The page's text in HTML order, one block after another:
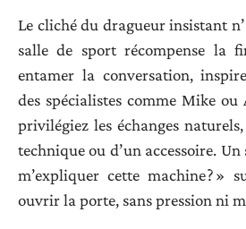
Le cliché du dragueur insistant
salle de sport récompense la
entamer la conversation,
des spécialistes comme Mike ou
privilégiez les échanges
technique ou d’un accessoire.
m’expliquer cette machine ? »
ouvrir la porte, sans pression ni